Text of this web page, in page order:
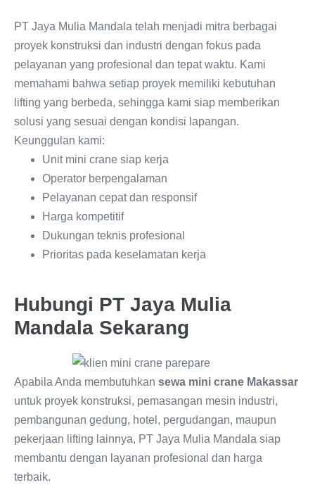
PT Jaya Mulia Mandala telah menjadi mitra berbagai
proyek konstruksi dan industri dengan fokus pada
pelayanan yang profesional dan tepat waktu. Kami
memahami bahwa setiap proyek memiliki kebutuhan
lifting yang berbeda, sehingga kami siap memberikan
solusi yang sesuai dengan kondisi lapangan.
Keunggulan kami:
Unit mini crane siap kerja
Operator berpengalaman
Pelayanan cepat dan responsif
Harga kompetitif
Dukungan teknis profesional
Prioritas pada keselamatan kerja
Hubungi PT Jaya Mulia
Mandala Sekarang
Apabila Anda membutuhkan sewa mini crane Makassar
untuk proyek konstruksi, pemasangan mesin industri,
pembangunan gedung, hotel, pergudangan, maupun
pekerjaan lifting lainnya, PT Jaya Mulia Mandala siap
membantu dengan layanan profesional dan harga
terbaik.